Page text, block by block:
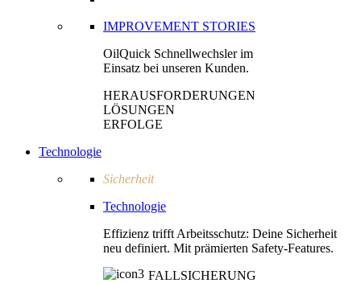
IMPROVEMENT STORIES
OilQuick Schnellwechsler im
Einsatz bei unseren Kunden.
HERAUSFORDERUNGEN
LÖSUNGEN
ERFOLGE
Technologie
Sicherheit
Technologie
Effizienz trifft Arbeitsschutz: Deine Sicherheit
neu definiert. Mit prämierten Safety-Features.
FALLSICHERUNG